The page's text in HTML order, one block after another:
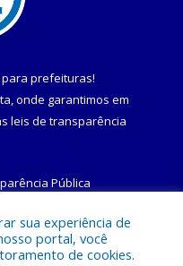
para prefeituras!
onde garantimos em
leis de transparência
Pública
sua experiência de
portal, você
de cookies.